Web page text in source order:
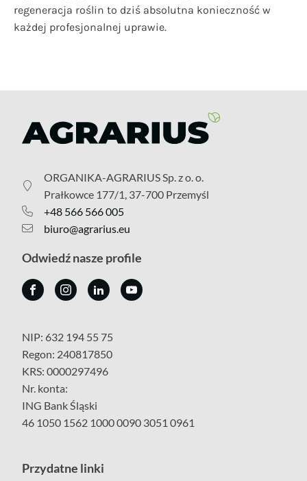
regeneracja roślin to dziś absolutna konieczność w
każdej profesjonalnej uprawie.
ORGANIKA-AGRARIUS Sp. z o. o.
Prałkowce 177/1, 37-700 Przemyśl
+48 566 566 005
biuro@agrarius.eu
Odwiedź nasze profile
NIP: 632 194 55 75
Regon: 240817850
KRS: 0000297496
Nr. konta:
ING Bank Śląski
46 1050 1562 1000 0090 3051 0961
Przydatne linki